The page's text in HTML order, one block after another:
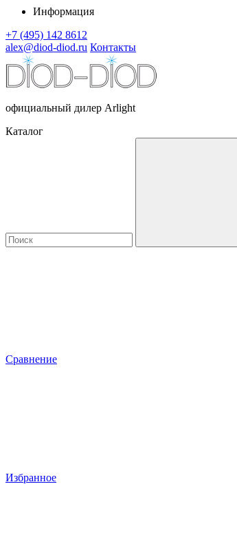
Информация
+7 (495) 142 8612
alex@diod-diod.ru Контакты
официальный дилер Arlight
Каталог
Сравнение
Избранное